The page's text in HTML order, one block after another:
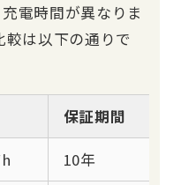
電時間が異なりま
は以下の通りで
保証期間
10年